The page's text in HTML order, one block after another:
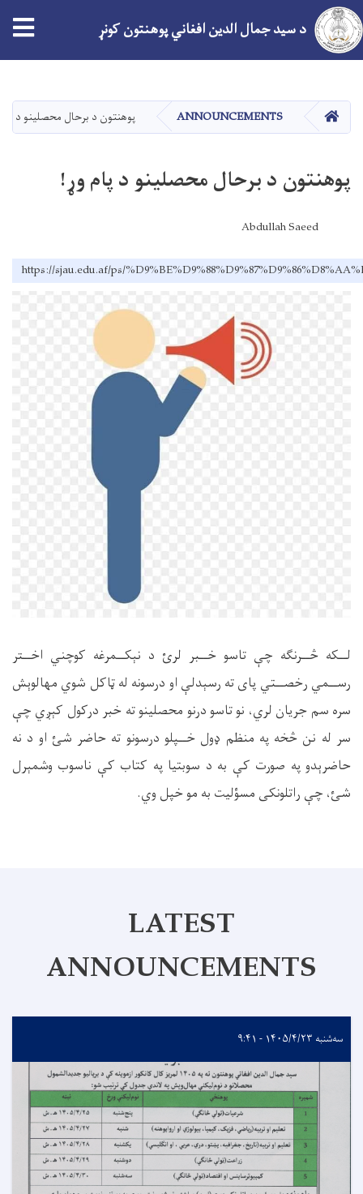
دانګل
د سید جمال الدین افغاني پوهنتون کونړ
کور ANNOUNCEMENTS پوهنتون د برحال محصلینو د
پوهنتون د برحال محصلینو د پام وړ!
Abdullah Saeed
https://sjau.edu.af/ps/
لــکه څــرنگه چې تاسو خــبر لرئ د نېکــمرغه کوچني اخــتر
رســمي رخصــتي پای ته رسېدلې او درسونه له ټاکل شوي مهالوېش
سره سم جريان لري، نو تاسو درنو محصلينو ته خبر درکول کېږي چې
سر له نن څخه په منظم ډول خــپلو درسونو ته حاضر شئ او د نه
حاضرېدو په صورت کې به د سوبتیا په کتاب کې ناسوب وشمېرل
شئ، چې راتلونکی مسؤليت به مو خپل وي.
LATEST
ANNOUNCEMENTS
سه‌شنبه ۱۴۰۵/۴/۲۳ - ۹:۴۱